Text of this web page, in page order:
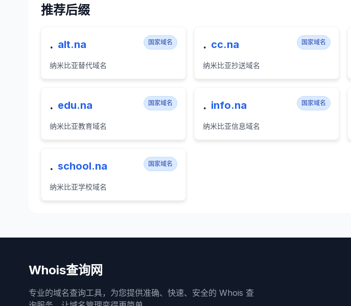
推荐后缀
. alt.na 国家域名
纳米比亚替代域名
. cc.na 国家域名
纳米比亚抄送域名
. edu.na 国家域名
纳米比亚教育域名
. info.na 国家域名
纳米比亚信息域名
. school.na 国家域名
纳米比亚学校域名
Whois查询网
专业的域名查询工具，为您提供准确、快速、安全的 Whois 查